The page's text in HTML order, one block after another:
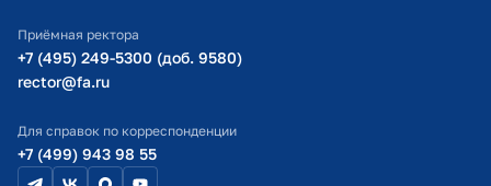
Приёмная ректора
+7 (495) 249-5300 (доб. 9580)
rector@fa.ru
Для справок по корреспонденции
+7 (499) 943 98 55